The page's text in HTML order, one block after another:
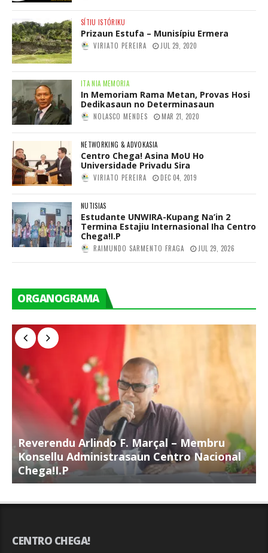
SÍTIU ISTÓRIKU
Prizaun Estufa – Munisípiu Ermera
VIRIATO PEREIRA JUL 29, 2020
ITA NIA MEMORIA
In Memoriam Rama Metan, Provas Hosi
Dedikasaun no Determinasaun
NOLASCO MENDES MAR 21, 2020
NETWORKING & ADVOKASIA
Centro Chega! Asina MoU Ho
Universidade Privadu Sira
VIRIATO PEREIRA DEC 04, 2019
NUTISIAS
Estudante UNWIRA-Kupang Na’in 2
Termina Estajiu Internasional Iha Centro
Chega!I.P
RAIMUNDO SARMENTO FRAGA JUL 29, 2026
ORGANOGRAMA
Reverendu Arlindo F. Marçal – Membru
Konsellu Administrasaun Centro Nacional
Chega!I.P
CENTRO CHEGA!